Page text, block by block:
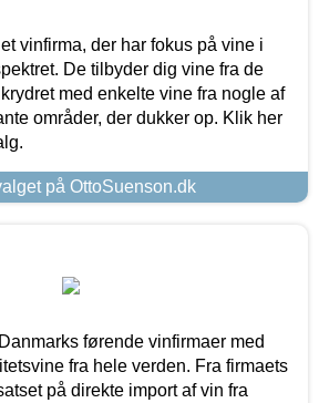
vinfirma, der har fokus på vine i
De tilbyder dig vine fra de
med enkelte vine fra nogle af
områder, der dukker op. Klik her
på OttoSuenson.dk
førende vinfirmaer med
fra hele verden. Fra firmaets
på direkte import af vin fra